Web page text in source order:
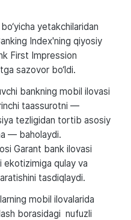
yetakchilaridan
Index'ning qiyosiy
First Impression
sazovor bo‘ldi.
bankning mobil ilovasi
taassurotni —
tezligidan tortib asosiy
— baholaydi.
Garant bank ilovasi
ekotizimiga qulay va
tasdiqlaydi.
mobil ilovalarida
borasidagi nufuzli